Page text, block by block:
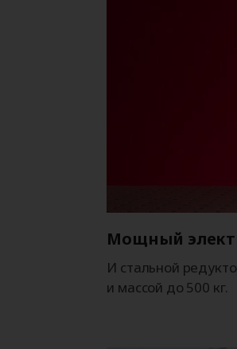
Мощный
И стальной
и массой до 500 кг.